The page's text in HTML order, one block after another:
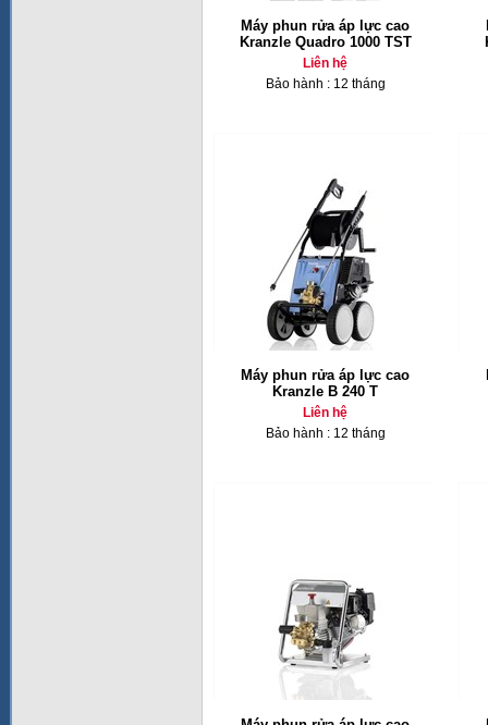
Máy phun rửa áp lực cao
Kranzle Quadro 1000 TST
Liên hệ
Bảo hành : 12 tháng
Máy phun rửa áp lực cao
Kranzle B 240 T
Liên hệ
Bảo hành : 12 tháng